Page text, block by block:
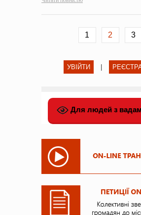
1 2 3
УВІЙТИ
Для людей з